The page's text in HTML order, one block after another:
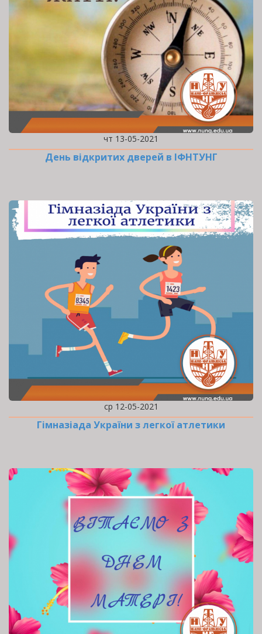
чт 13-05-2021
День відкритих дверей в ІФНТУНГ
ср 12-05-2021
Гімназіада України з легкої атлетики